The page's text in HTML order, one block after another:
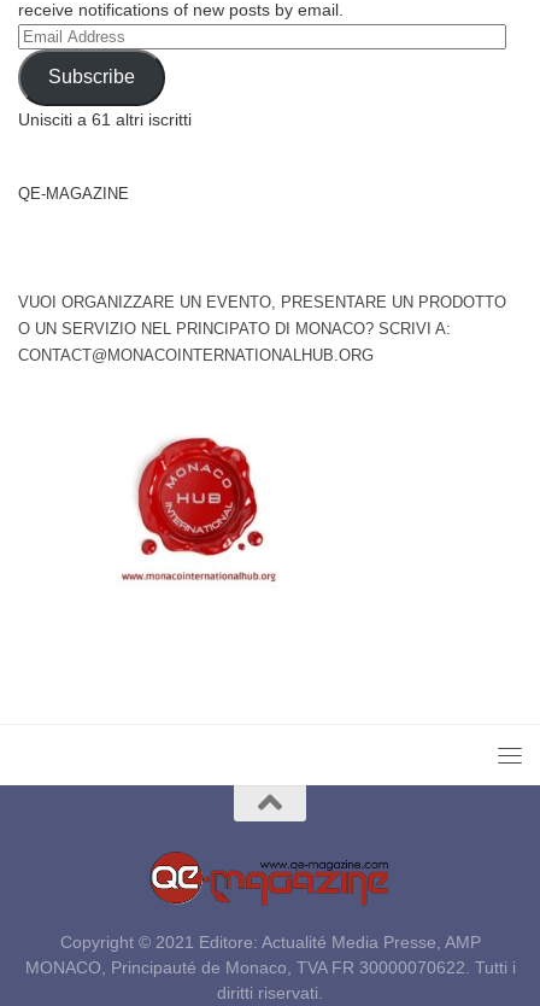
receive notifications of new posts by email.
Email
Address
Subscribe
Unisciti a 61 altri iscritti
QE-MAGAZINE
VUOI ORGANIZZARE UN EVENTO, PRESENTARE UN PRODOTTO
O UN SERVIZIO NEL PRINCIPATO DI MONACO? SCRIVI A:
CONTACT@MONACOINTERNATIONALHUB.ORG
Copyright © 2021 Editore: Actualité Media Presse, AMP
MONACO, Principauté de Monaco, TVA FR 30000070622. Tutti i
diritti riservati.